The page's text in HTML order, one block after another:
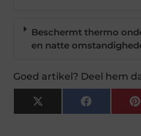
Beschermt thermo
en natte
Goed artikel? Deel hem
X
(Twitter)
Facebook